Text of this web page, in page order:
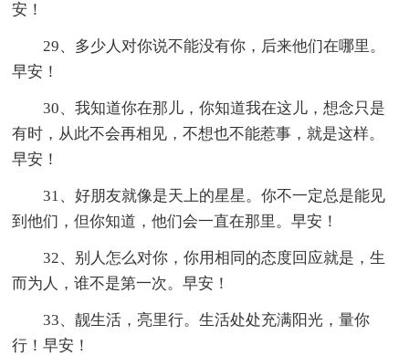
安！
29、多少人对你说不能没有你，后来他们在哪里。
早安！
30、我知道你在那儿，你知道我在这儿，想念只是
有时，从此不会再相见，不想也不能惹事，就是这样。
早安！
31、好朋友就像是天上的星星。你不一定总是能见
到他们，但你知道，他们会一直在那里。早安！
32、别人怎么对你，你用相同的态度回应就是，生
而为人，谁不是第一次。早安！
33、靓生活，亮里行。生活处处充满阳光，量你
行！早安！